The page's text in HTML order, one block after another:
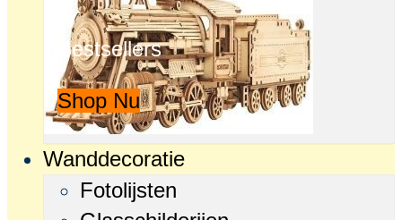
Bestsellers
Shop Nu
Wanddecoratie
Fotolijsten